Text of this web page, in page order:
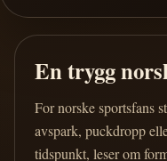
En trygg
For norske sportsfans
avspark, puckdropp
tidspunkt, leser om